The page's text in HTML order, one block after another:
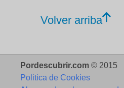
Volver arriba
Pordescubrir.com © 2015
Politica de Cookies